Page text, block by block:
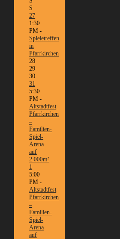
S
27
1:30
PM -
Spieletreffen
in
Pfarrkirchen
28
29
30
31
5:30
PM -
Altstadtfest
Pfarrkirchen
–
Familien-
Spiel-
Arena
auf
2.000m²
1
5:00
PM -
Altstadtfest
Pfarrkirchen
–
Familien-
Spiel-
Arena
auf